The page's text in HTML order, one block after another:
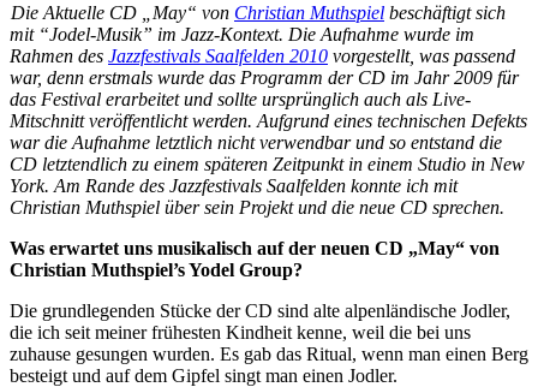
Die Aktuelle CD „May“ von Christian Muthspiel beschäftigt sich
mit “Jodel-Musik” im Jazz-Kontext. Die Aufnahme wurde im
Rahmen des Jazzfestivals Saalfelden 2010 vorgestellt, was passend
war, denn erstmals wurde das Programm der CD im Jahr 2009 für
das Festival erarbeitet und sollte ursprünglich auch als Live-
Mitschnitt veröffentlicht werden. Aufgrund eines technischen Defekts
war die Aufnahme letztlich nicht verwendbar und so entstand die
CD letztendlich zu einem späteren Zeitpunkt in einem Studio in New
York. Am Rande des Jazzfestivals Saalfelden konnte ich mit
Christian Muthspiel über sein Projekt und die neue CD sprechen.
Was erwartet uns musikalisch auf der neuen CD „May“ von
Christian Muthspiel’s Yodel Group?
Die grundlegenden Stücke der CD sind alte alpenländische Jodler,
die ich seit meiner frühesten Kindheit kenne, weil die bei uns
zuhause gesungen wurden. Es gab das Ritual, wenn man einen Berg
besteigt und auf dem Gipfel singt man einen Jodler.